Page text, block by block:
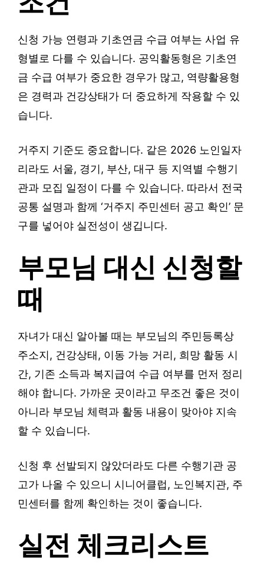
신청 가능 연령과 기초연금 수급 여부는 사업 유
형별로 다를 수 있습니다. 공익활동형은 기초연
금 수급 여부가 중요한 경우가 많고, 역량활용형
은 경력과 건강상태가 더 중요하게 작용할 수 있
습니다.
거주지 기준도 중요합니다. 같은 2026 노인일자
리라도 서울, 경기, 부산, 대구 등 지역별 수행기
관과 모집 일정이 다를 수 있습니다. 따라서 전국
공통 설명과 함께 ‘거주지 주민센터 공고 확인’ 문
구를 넣어야 실전성이 생깁니다.
부모님 대신 신청할
때
자녀가 대신 알아볼 때는 부모님의 주민등록상
주소지, 건강상태, 이동 가능 거리, 희망 활동 시
간, 기존 소득과 복지급여 수급 여부를 먼저 정리
해야 합니다. 가까운 곳이라고 무조건 좋은 것이
아니라 부모님 체력과 활동 내용이 맞아야 지속
할 수 있습니다.
신청 후 선발되지 않았더라도 다른 수행기관 공
고가 나올 수 있으니 시니어클럽, 노인복지관, 주
민센터를 함께 확인하는 것이 좋습니다.
실전 체크리스트